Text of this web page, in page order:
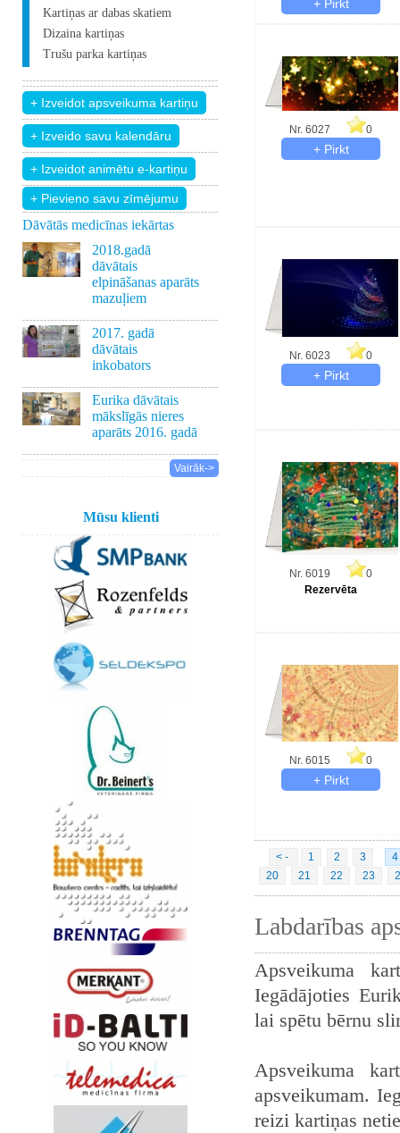
Kartiņas ar dabas skatiem
Dizaina kartiņas
Trušu parka kartiņas
+ Pievieno savu zīmējumu
Dāvātās medicīnas iekārtas
2018.gadā
dāvātais
elpināšanas aparāts
mazuļiem
2017. gadā
dāvātais
inkobators
Eurika dāvātais
mākslīgās nieres
aparāts 2016. gadā
Vairāk->
Mūsu klienti
Nr. 6027 0
Nr. 6023 0
Nr. 6019
0
Rezervēta
Nr. 6015 0
< - 1 2 3
4
20
21 22 23
Labdarības
Apsveikuma
Iegādājoties
lai spētu bērnu
Apsveikuma
apsveikumam.
reizi kartiņas